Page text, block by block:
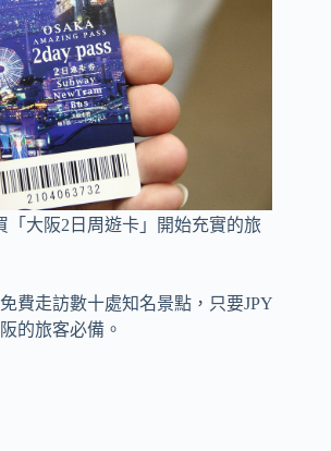
「大阪2日周遊卡」開始充實的旅
費走訪數十處知名景點，只要JPY
的旅客必備。